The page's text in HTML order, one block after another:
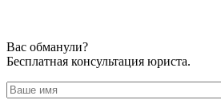
Вас обманули?
Бесплатная консультация юриста.